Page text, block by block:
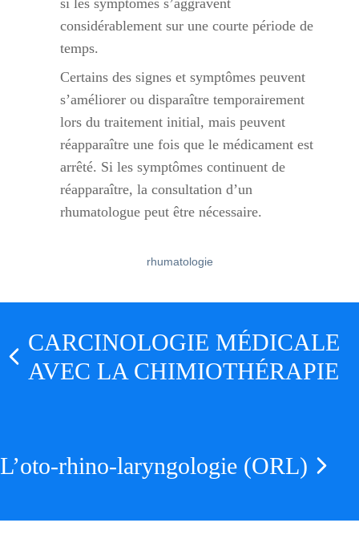
considérablement sur une courte période de
temps.
Certains des signes et symptômes peuvent
s’améliorer ou disparaître temporairement
lors du traitement initial, mais peuvent
réapparaître une fois que le médicament est
arrêté. Si les symptômes continuent de
réapparaître, la consultation d’un
rhumatologue peut être nécessaire.
rhumatologie
CARCINOLOGIE MÉDICALE
AVEC LA CHIMIOTHÉRAPIE
L’oto-rhino-laryngologie (ORL)